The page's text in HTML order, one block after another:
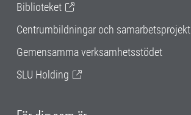
Biblioteket
Centrumbildningar och samarbetsprojekt
Gemensamma verksamhetsstödet
SLU Holding